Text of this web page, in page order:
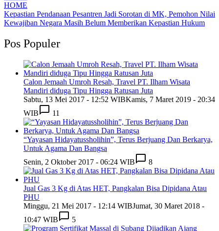
HOME
Kepastian Pendanaan Pesantren Jadi Sorotan di MK, Pemohon Nilai
Kewajiban Negara Masih Belum Memberikan Kepastian Hukum
Pos Populer
Calon Jemaah Umroh Resah, Travel PT. Ilham Wisata
Mandiri diduga Tipu Hingga Ratusan Juta
Sabtu, 13 Mei 2017 - 12:52 WIBKamis, 7 Maret 2019 - 20:34
WIB
11
“Yayasan Hidayatussholihin”, Terus Berjuang Dan Berkarya,
Untuk Agama Dan Bangsa
Senin, 2 Oktober 2017 - 06:24 WIB
8
Jual Gas 3 Kg di Atas HET, Pangkalan Bisa Dipidana Atau
PHU
Minggu, 21 Mei 2017 - 12:14 WIBJumat, 30 Maret 2018 -
10:47 WIB
5